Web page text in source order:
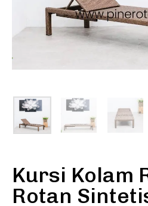
Kursi Kolam
Rotan